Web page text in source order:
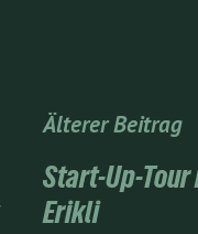
Älterer Beitrag
Start-Up-Tour
Erikli